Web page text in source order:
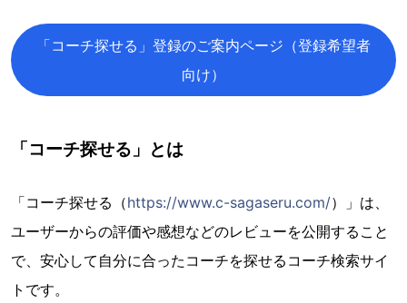
「コーチ探せる」登録のご案内ページ（登録希望者
向け）
「コーチ探せる」とは
「コーチ探せる（https://www.c-sagaseru.com/）」は、
ユーザーからの評価や感想などのレビューを公開すること
で、安心して自分に合ったコーチを探せるコーチ検索サイ
トです。